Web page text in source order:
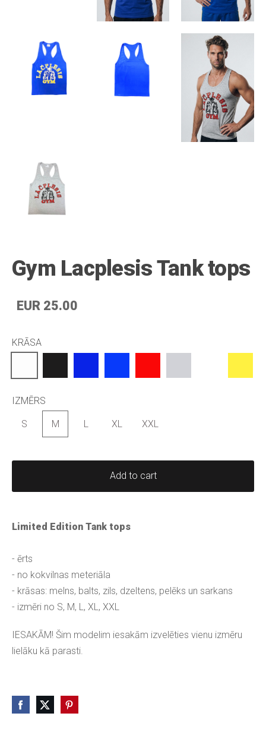
Gym Lacplesis Tank tops
EUR 25.00
KRĀSA
IZMĒRS
S M L XL XXL
Add to cart
Limited Edition Tank tops
- ērts
- no kokvilnas meteriāla
- krāsas: melns, balts, zils, dzeltens, pelēks un sarkans
- izmēri no S, M, L, XL, XXL
IESAKĀM! Šim modelim iesakām izvelēties vienu izmēru
lielāku kā parasti.